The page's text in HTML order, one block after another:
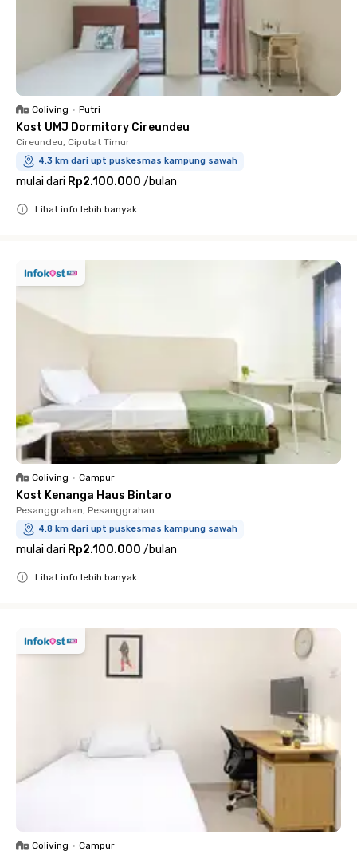
Coliving • Putri
Kost UMJ Dormitory Cireundeu
Cireundeu, Ciputat Timur
4.3 km dari upt puskesmas kampung sawah
mulai dari Rp2.100.000 /bulan
Lihat info lebih banyak
Coliving • Campur
Kost Kenanga Haus Bintaro
Pesanggrahan, Pesanggrahan
4.8 km dari upt puskesmas kampung sawah
mulai dari Rp2.100.000 /bulan
Lihat info lebih banyak
Coliving • Campur